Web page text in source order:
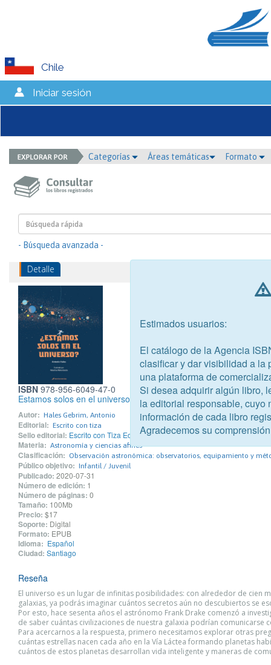
Chile
Iniciar sesión
Categorías Áreas temáticas Formato
- Búsqueda avanzada -
Detalle
ISBN 978-956-6049-47-0
Estamos solos en el universo
Autor: Hales Gebrim, Antonio
Editorial: Escrito con tiza
Sello editorial: Escrito con Tiza Editores
Materia: Astronomía y ciencias afines
Clasificación: Observación astronómica: observatorios, equipamiento y
Público objetivo: Infantil / Juvenil
Publicado: 2020-07-31
Número de edición: 1
Número de páginas: 0
Tamaño: 100Mb
Precio: $17
Soporte: Digital
Formato: EPUB
Idioma: Español
Ciudad: Santiago
Reseña
El universo es un lugar de infinitas posibilidades: con alrededor de cien
galaxias, ya podrás imaginar cuántos secretos aún no descubiertos se
Por esto, hace sesenta años el astrónomo Frank Drake comenzó a
de saber cuántas civilizaciones de nuestra galaxia podrían comunicarse
Para acercarnos a la respuesta, primero necesitamos explorar otras
cuántas estrellas nacen cada año en la Vía Láctea formando planetas
cuántos de estos planetas desarrollan vida inteligente y maneras de
Estimados usuarios:
El catálogo de la Agencia
clasificar y dar visibilidad a la
una plataforma de
Si desea adquirir algún libro,
la editorial responsable, cuyo
información de cada libro
Agradecemos su